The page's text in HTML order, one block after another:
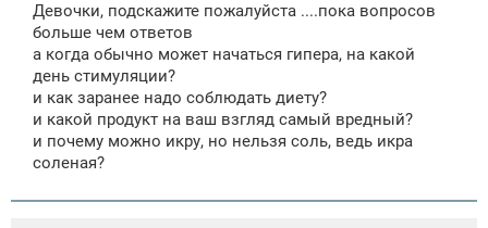
б
щ
н
и
Девочки, подскажите пожалуйста ....пока вопросов
больше чем ответов
а когда обычно может начаться гипера, на какой
день стимуляции?
и как заранее надо соблюдать диету?
и какой продукт на ваш взгляд самый вредный?
и почему можно икру, но нельзя соль, ведь икра
соленая?